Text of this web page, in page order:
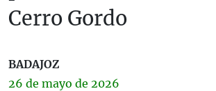
Cerro Gordo
BADAJOZ
26 de mayo de 2026